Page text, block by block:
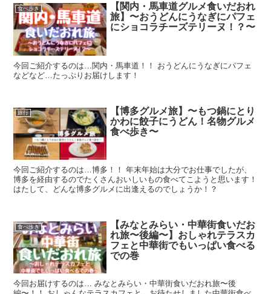
食べ歩き
【関内・馬車道グルメ食いだおれ
旅】〜おうどんにうなぎにパフェ
にショコラチーズテリーヌ！？〜
今回ご紹介するのは…関内・馬車道！！ おうどんにうなぎにパフェ
などなど…たっぷりお届けします！
旅行
【博多グルメ旅】〜もつ鍋にとり
かわに餃子にうどん！名物グルメ
食べ歩き〜
今回ご紹介するのは…博多！！ 年末年始は大分でお仕事でしたが、
博多を経由するのでたくさんおいしいもの食べてこようと思います！
はたして、どんな博多グルメに出逢えるのでしょうか！？
食べ歩き
【みなとみらい・中華街食いだお
れ旅〜後編〜】おしゃれテラスカ
フェと中華街でもいっぱい食べる
での巻
今回お届けするのは… みなとみらい・中華街食いだおれ旅〜後